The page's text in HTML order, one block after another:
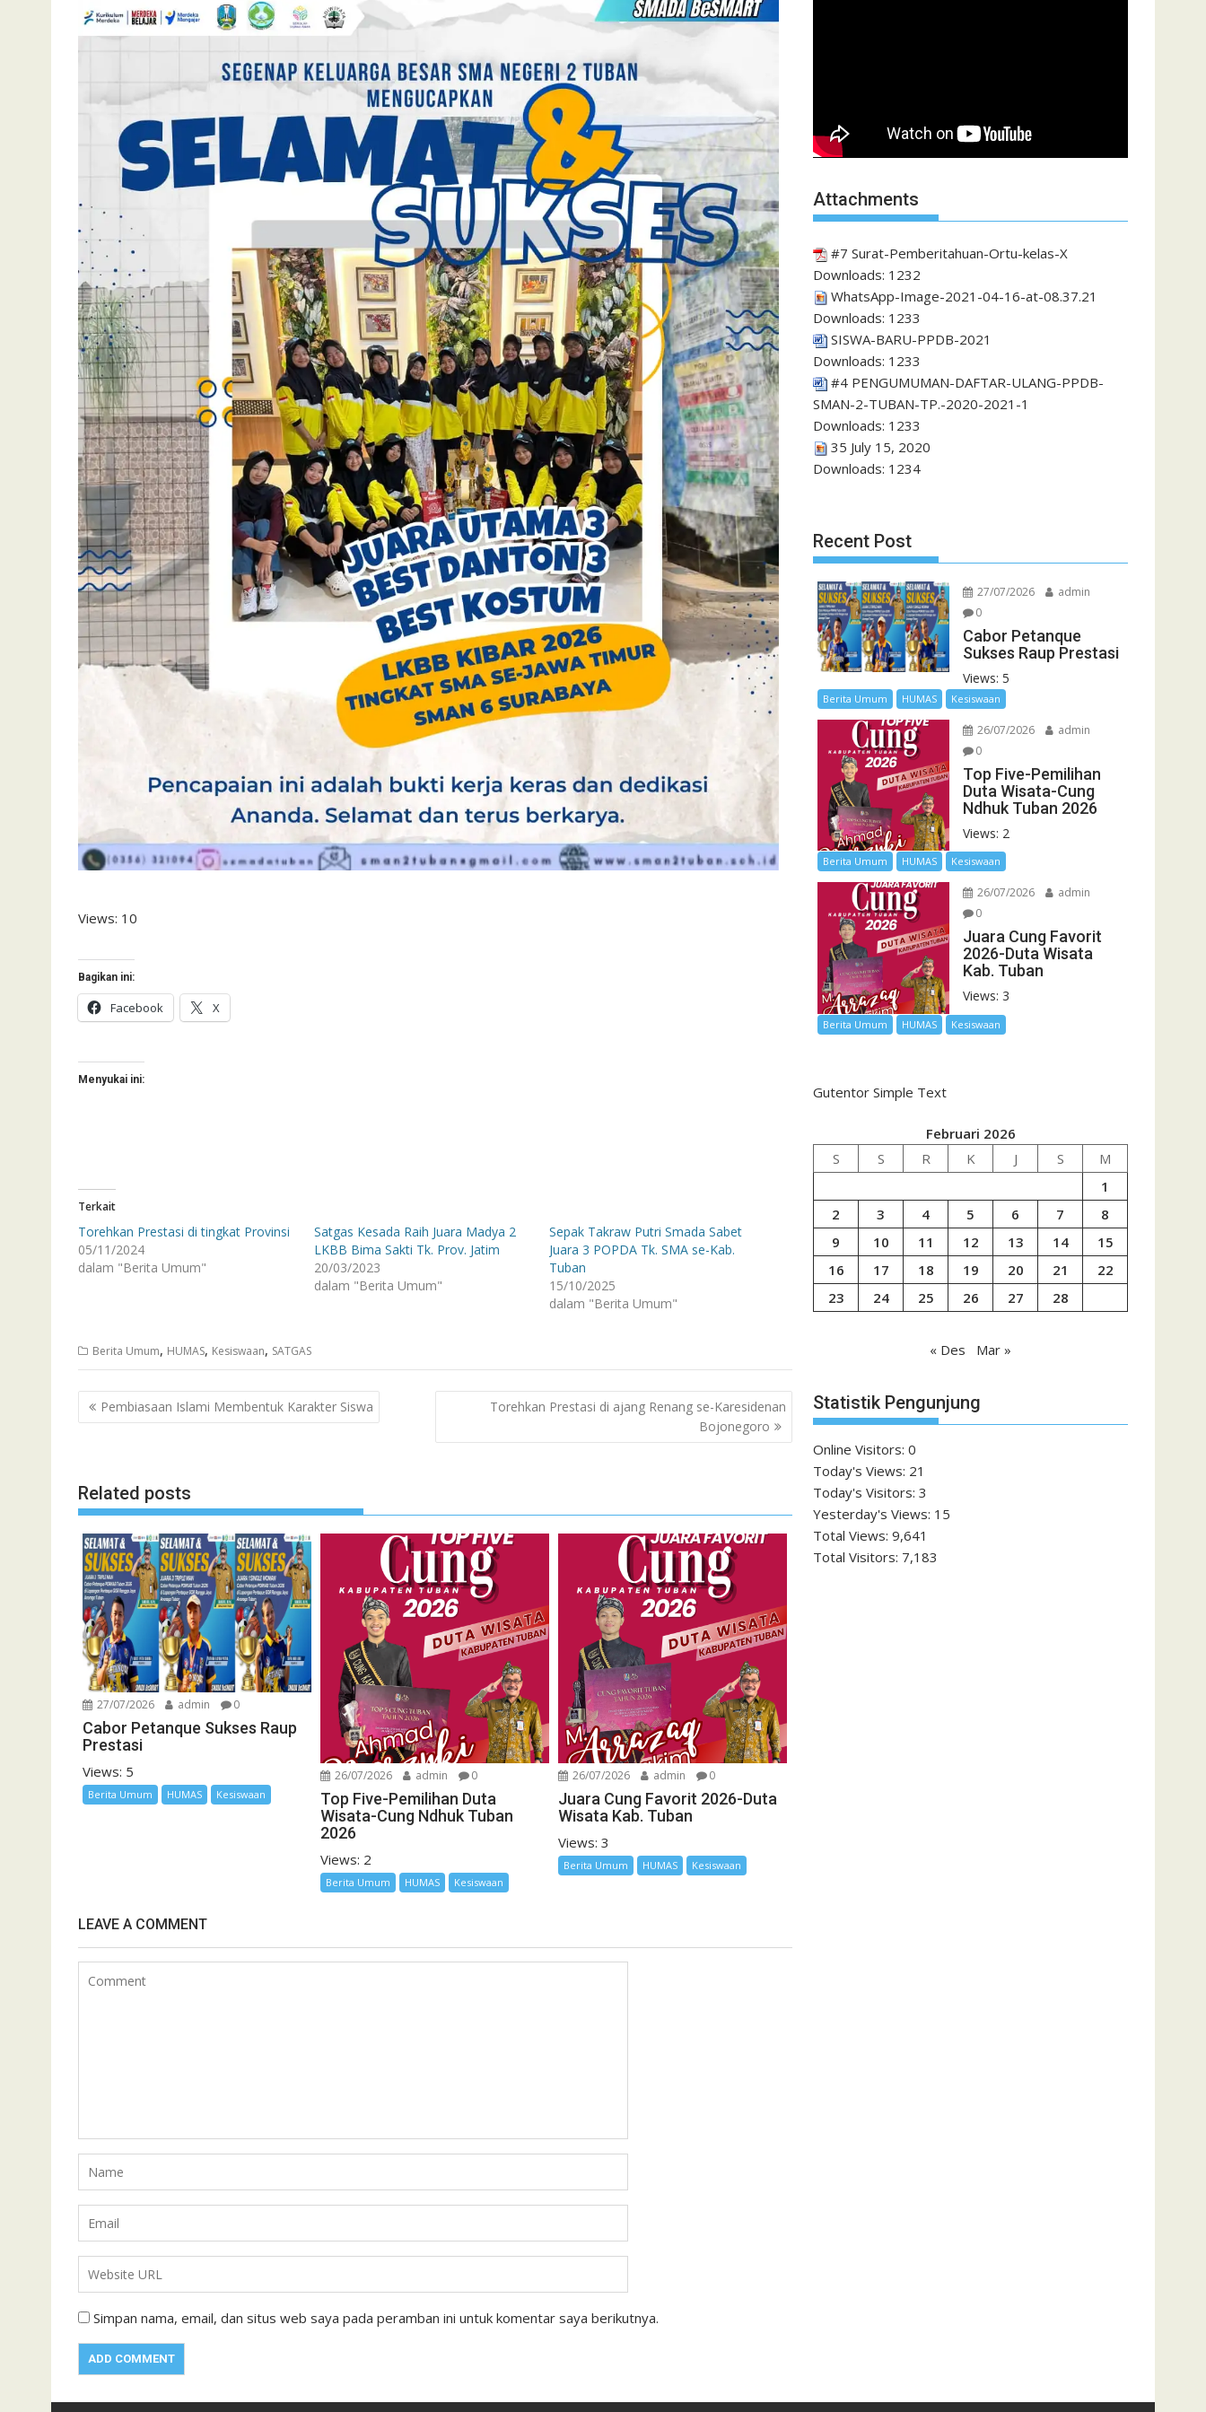
Views: 10
Bagikan ini:
Facebook X
Menyukai ini:
Terkait
Torehkan Prestasi di tingkat Provinsi
05/11/2024
dalam "Berita Umum"
Satgas Kesada Raih Juara Madya 2
LKBB Bima Sakti Tk. Prov. Jatim
20/03/2023
dalam "Berita Umum"
Sepak Takraw Putri Smada Sabet
Juara 3 POPDA Tk. SMA se-Kab.
Tuban
15/10/2025
dalam "Berita Umum"
Berita Umum, HUMAS, Kesiswaan, SATGAS
Navigasi
pos
Pembiasaan Islami Membentuk Karakter Siswa
Torehkan Prestasi di ajang Renang se-Karesidenan
Bojonegoro
Related posts
27/07/2026 admin 0
Cabor Petanque Sukses Raup
Prestasi
Views: 5
Berita Umum HUMAS Kesiswaan
26/07/2026 admin 0
Top Five-Pemilihan Duta
Wisata-Cung Ndhuk Tuban
2026
Views: 2
Berita Umum HUMAS Kesiswaan
26/07/2026 admin 0
Juara Cung Favorit 2026-Duta
Wisata Kab. Tuban
Views: 3
Berita Umum HUMAS Kesiswaan
LEAVE A COMMENT
Simpan nama, email, dan situs web saya pada peramban ini untuk komentar saya berikutnya.
Attachments
#7 Surat-Pemberitahuan-Ortu-kelas-X
Downloads: 1232
WhatsApp-Image-2021-04-16-at-08.37.21
Downloads: 1233
SISWA-BARU-PPDB-2021
Downloads: 1233
#4 PENGUMUMAN-DAFTAR-ULANG-PPDB-
SMAN-2-TUBAN-TP.-2020-2021-1
Downloads: 1233
35 July 15, 2020
Downloads: 1234
Recent Post
27/07/2026
admin
0
Cabor Petanque
Sukses Raup Prestasi
Views: 5
Berita Umum HUMAS Kesiswaan
26/07/2026
admin
0
Top Five-Pemilihan
Duta Wisata-Cung
Ndhuk Tuban 2026
Views: 2
Berita Umum HUMAS Kesiswaan
26/07/2026
admin
0
Juara Cung Favorit
2026-Duta Wisata
Kab. Tuban
Views: 3
Berita Umum HUMAS Kesiswaan
Gutentor Simple Text
Februari 2026
S
S R K J S
M
1
2
3 4 5 6 7
8
9
10 11 12 13 14
15
16
17 18 19 20 21
22
23
24 25 26 27 28
« Des Mar »
Statistik Pengunjung
Online Visitors: 0
Today's Views: 21
Today's Visitors: 3
Yesterday's Views: 15
Total Views: 9,641
Total Visitors: 7,183